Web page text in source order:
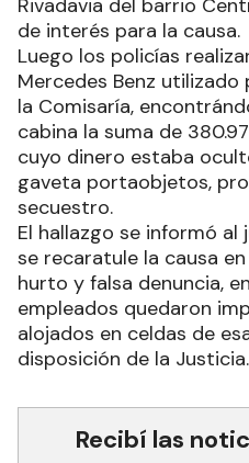
Rivadavia del barrio
de interés para la causa.
Luego los policías
Mercedes Benz
la Comisaría,
cabina la suma de
cuyo dinero estaba
gaveta portaobjetos,
secuestro.
El hallazgo se informó al
se recaratule la causa
hurto y falsa denuncia,
empleados quedaron
alojados en celdas de
disposición de la Justicia.
Recibí las